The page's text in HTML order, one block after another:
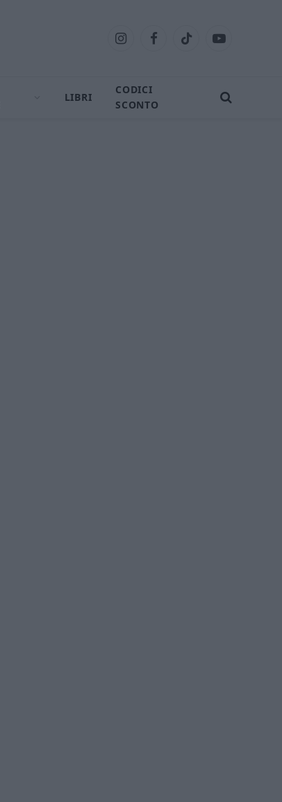
InstagramFacebookTikTok YouTube
LIBRI
CODICI
SCONTO